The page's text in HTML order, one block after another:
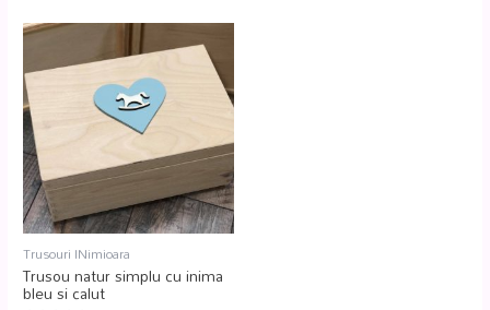
Trusouri INimioara
Trusou natur simplu cu inima
bleu si calut